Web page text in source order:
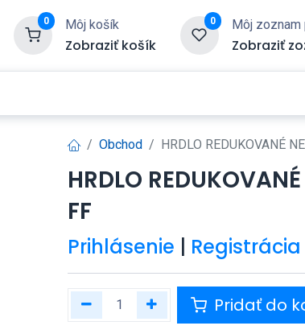
0 Môj košík
Zobraziť košík
0 Môj zoznam
Zobraziť
Obchod HRDLO REDUKOVANÉ
HRDLO
FF
Prihlásenie | Registrácia
Pridať do